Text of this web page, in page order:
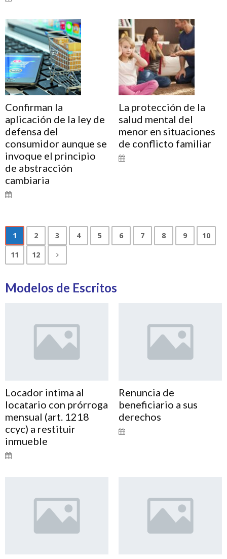
Confirman la
aplicación de la ley de
defensa del
consumidor aunque se
invoque el principio
de abstracción
cambiaria
La protección de la
salud mental del
menor en situaciones
de conflicto familiar
1 2 3 4 5 6 7 8 9
10
11
12
Modelos de Escritos
Locador intima al
locatario con prórroga
mensual (art. 1218
ccyc) a restituir
inmueble
Renuncia de
beneficiario a sus
derechos